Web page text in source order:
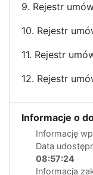
9. Rejestr
10. Rejestr
11. Rejestr
12. Rejestr
Informacje o
Informację
Data
08:57:24
Informacja